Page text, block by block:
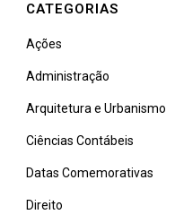
CATEGORIAS
Ações
Administração
Arquitetura e Urbanismo
Ciências Contábeis
Datas Comemorativas
Direito